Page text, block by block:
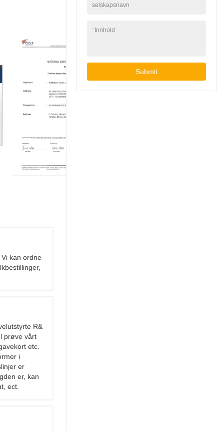
kan ordne
R&
prøve vårt
etc.
i
er
er, kan
ect.
selskapsnavn
*Innhold
Submit